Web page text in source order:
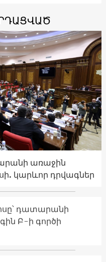
առաջին
կարևոր դրվագներ
դատարանի
Բ-ի գործի